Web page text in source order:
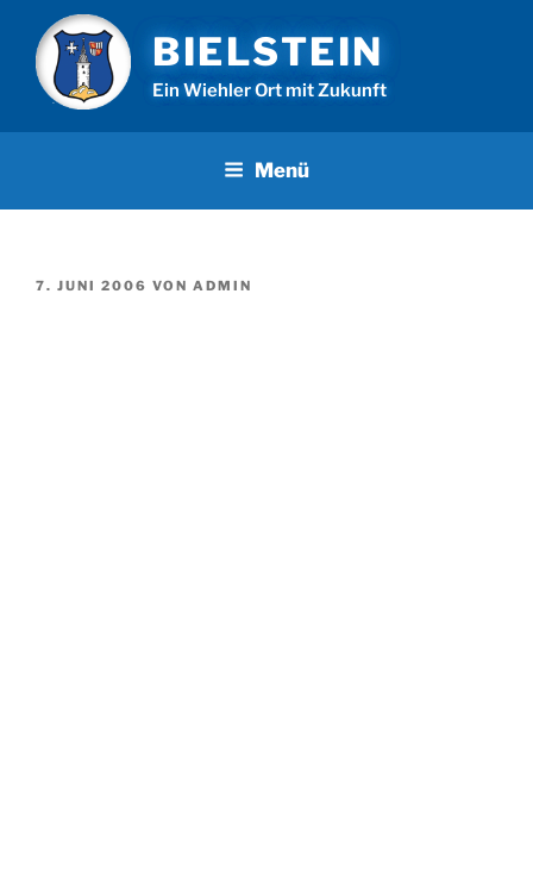
Inhalt
springen
BIELSTEIN
Ein Wiehler Ort mit Zukunft
Menü
VERÖFFENTLICHT
7. JUNI 2006 VON ADMIN